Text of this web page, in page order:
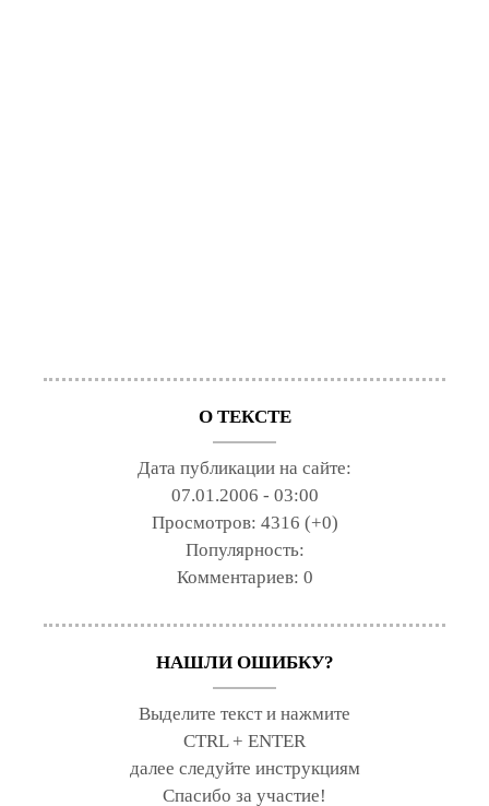
О ТЕКСТЕ
Дата публикации на сайте:
07.01.2006 - 03:00
Просмотров: 4316 (+0)
Популярность:
Комментариев: 0
НАШЛИ ОШИБКУ?
Выделите текст и нажмите
CTRL + ENTER
далее следуйте инструкциям
Спасибо за участие!